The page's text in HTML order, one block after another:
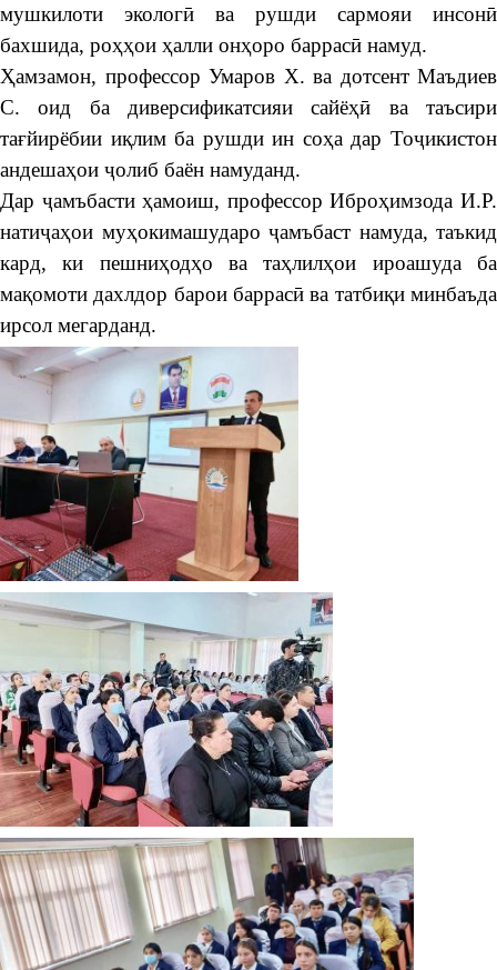
мушкилоти экологӣ ва рушди сармояи инсонӣ
бахшида, роҳҳои ҳалли онҳоро баррасӣ намуд.
Ҳамзамон, профессор Умаров Х. ва дотсент Маъдиев
С. оид ба диверсификатсияи сайёҳӣ ва таъсири
тағйирёбии иқлим ба рушди ин соҳа дар Тоҷикистон
андешаҳои ҷолиб баён намуданд.
Дар ҷамъбасти ҳамоиш, профессор Иброҳимзода И.Р.
натиҷаҳои муҳокимашударо ҷамъбаст намуда, таъкид
кард, ки пешниҳодҳо ва таҳлилҳои ироашуда ба
мақомоти дахлдор барои баррасӣ ва татбиқи минбаъда
ирсол мегарданд.